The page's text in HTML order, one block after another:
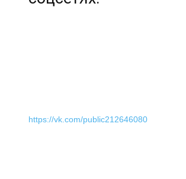
https://vk.com/public212646080